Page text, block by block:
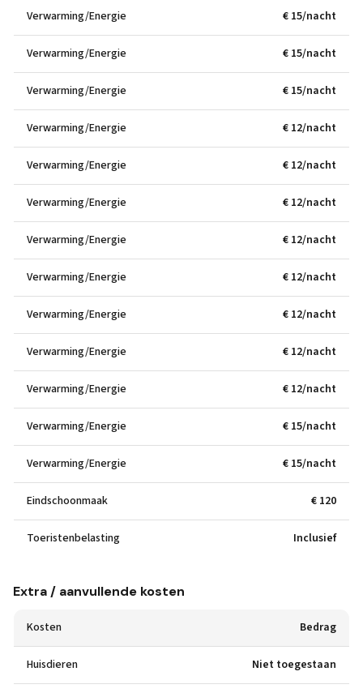
Verwarming/Energie € 15/nacht
Verwarming/Energie € 15/nacht
Verwarming/Energie € 15/nacht
Verwarming/Energie € 12/nacht
Verwarming/Energie € 12/nacht
Verwarming/Energie € 12/nacht
Verwarming/Energie € 12/nacht
Verwarming/Energie € 12/nacht
Verwarming/Energie € 12/nacht
Verwarming/Energie € 12/nacht
Verwarming/Energie € 12/nacht
Verwarming/Energie € 15/nacht
Verwarming/Energie € 15/nacht
Eindschoonmaak € 120
Toeristenbelasting Inclusief
Extra / aanvullende kosten
Kosten Bedrag
Huisdieren Niet toegestaan